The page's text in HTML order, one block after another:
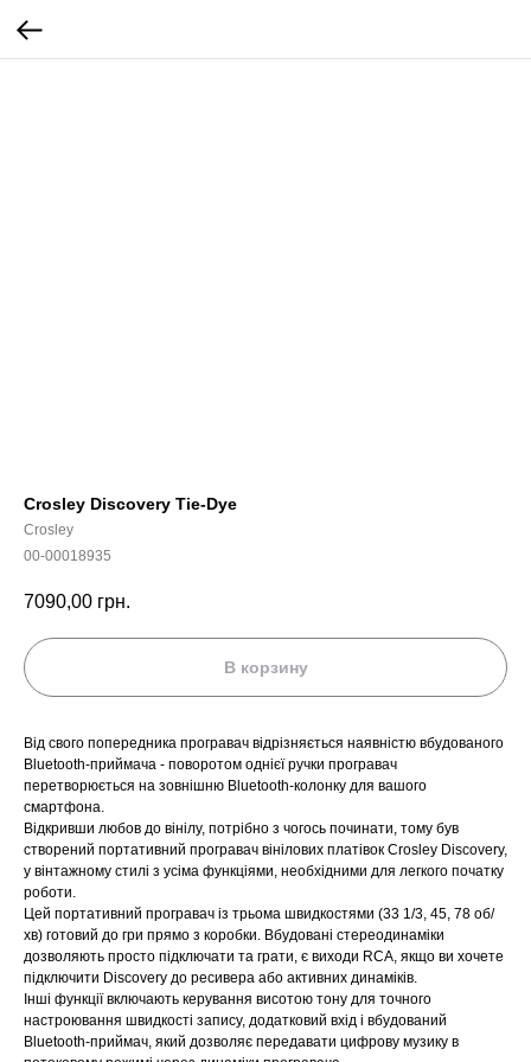
Crosley Discovery Tie-Dye
Crosley
00-00018935
7090,00 грн.
В корзину
Від свого попередника програвач відрізняється наявністю вбудованого
Bluetooth-приймача - поворотом однієї ручки програвач
перетворюється на зовнішню Bluetooth-колонку для вашого
смартфона.
Відкривши любов до вінілу, потрібно з чогось починати, тому був
створений портативний програвач вінілових платівок Crosley Discovery,
у вінтажному стилі з усіма функціями, необхідними для легкого початку
роботи.
Цей портативний програвач із трьома швидкостями (33 1/3, 45, 78 об/
хв) готовий до гри прямо з коробки. Вбудовані стереодинаміки
дозволяють просто підключати та грати, є виходи RCA, якщо ви хочете
підключити Discovery до ресивера або активних динаміків.
Інші функції включають керування висотою тону для точного
настроювання швидкості запису, додатковий вхід і вбудований
Bluetooth-приймач, який дозволяє передавати цифрову музику в